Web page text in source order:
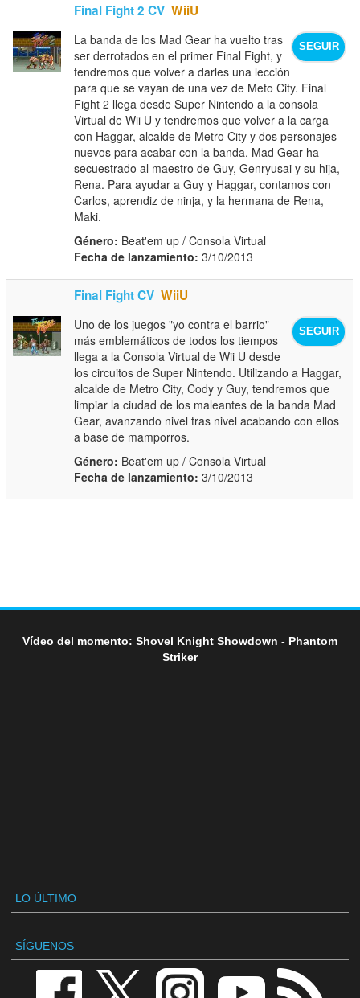
Final Fight 2 CV WiiU
SEGUIR
La banda de los Mad Gear ha vuelto tras
ser derrotados en el primer Final Fight, y
tendremos que volver a darles una lección
para que se vayan de una vez de Meto City. Final
Fight 2 llega desde Super Nintendo a la consola
Virtual de Wii U y tendremos que volver a la carga
con Haggar, alcalde de Metro City y dos personajes
nuevos para acabar con la banda. Mad Gear ha
secuestrado al maestro de Guy, Genryusai y su hija,
Rena. Para ayudar a Guy y Haggar, contamos con
Carlos, aprendiz de ninja, y la hermana de Rena,
Maki.
Género: Beat'em up / Consola Virtual
Fecha de lanzamiento: 3/10/2013
Final Fight CV WiiU
SEGUIR
Uno de los juegos "yo contra el barrio"
más emblemáticos de todos los tiempos
llega a la Consola Virtual de Wii U desde
los circuitos de Super Nintendo. Utilizando a Haggar,
alcalde de Metro City, Cody y Guy, tendremos que
limpiar la ciudad de los maleantes de la banda Mad
Gear, avanzando nivel tras nivel acabando con ellos
a base de mamporros.
Género: Beat'em up / Consola Virtual
Fecha de lanzamiento: 3/10/2013
Vídeo del momento: Shovel Knight Showdown - Phantom
Striker
LO ÚLTIMO
SÍGUENOS